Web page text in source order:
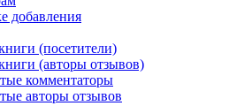
добавления
(посетители)
(авторы отзывов)
комментаторы
авторы отзывов